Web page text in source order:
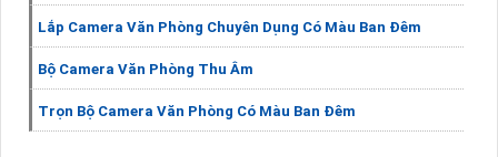
Lắp Camera Văn Phòng Chuyên Dụng Có Màu Ban Đêm
Bộ Camera Văn Phòng Thu Âm
Trọn Bộ Camera Văn Phòng Có Màu Ban Đêm